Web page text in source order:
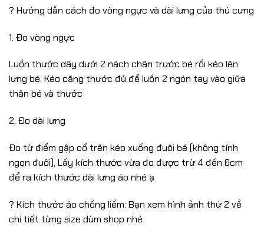
? Hướng dẫn cách đo vòng ngực và dài lưng của thú cưng
1. Đo vòng ngực
Luồn thước dây dưới 2 nách chân trước bé rồi kéo lên
lưng bé. Kéo căng thước đủ để luồn 2 ngón tay vào giữa
thân bé và thước
2. Đo dài lưng
Đo từ điểm gập cổ trên kéo xuống đuôi bé (không tính
ngọn đuôi), Lấy kích thước vừa đo được trừ 4 đến 6cm
để ra kích thước dài lưng áo nhé ạ
? Kích thước áo chống liếm: Bạn xem hình ảnh thứ 2 về
chi tiết từng size dùm shop nhé